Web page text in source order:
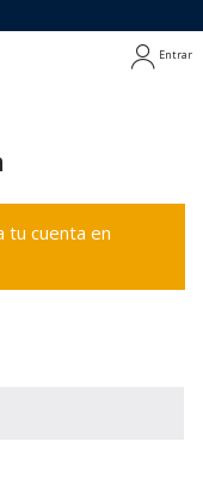
Entrar
tu cuenta en